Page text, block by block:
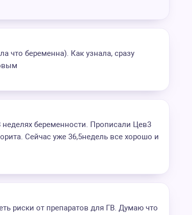
что беременна). Как узнала, сразу
беременности. Прописали Цев3
Сейчас уже 36,5недель все хорошо и
риски от препаратов для ГВ. Думаю что